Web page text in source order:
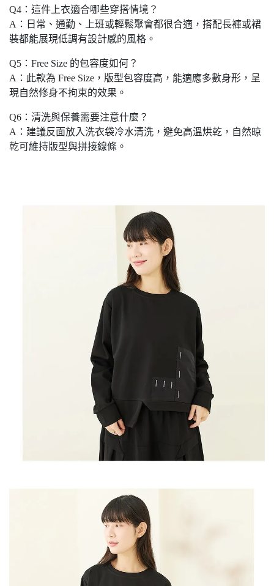
Q4：這件上衣適合哪些穿搭情境？
A：日常、通勤、上班或輕鬆聚會都很合適，搭配長褲或裙
裝都能展現低調有設計感的風格。
Q5：Free Size 的包容度如何？
A：此款為 Free Size，版型包容度高，能適應多數身形，呈
現自然修身不拘束的效果。
Q6：清洗與保養需要注意什麼？
A：建議反面放入洗衣袋冷水清洗，避免高溫烘乾，自然晾
乾可維持版型與拼接線條。